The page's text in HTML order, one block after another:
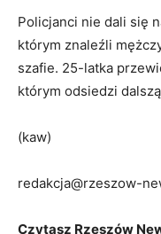
Policjanci nie dali się
którym znaleźli
szafie. 25-latka
którym odsiedzi
(kaw)
redakcja@rzeszow-
Czytasz Rzeszów